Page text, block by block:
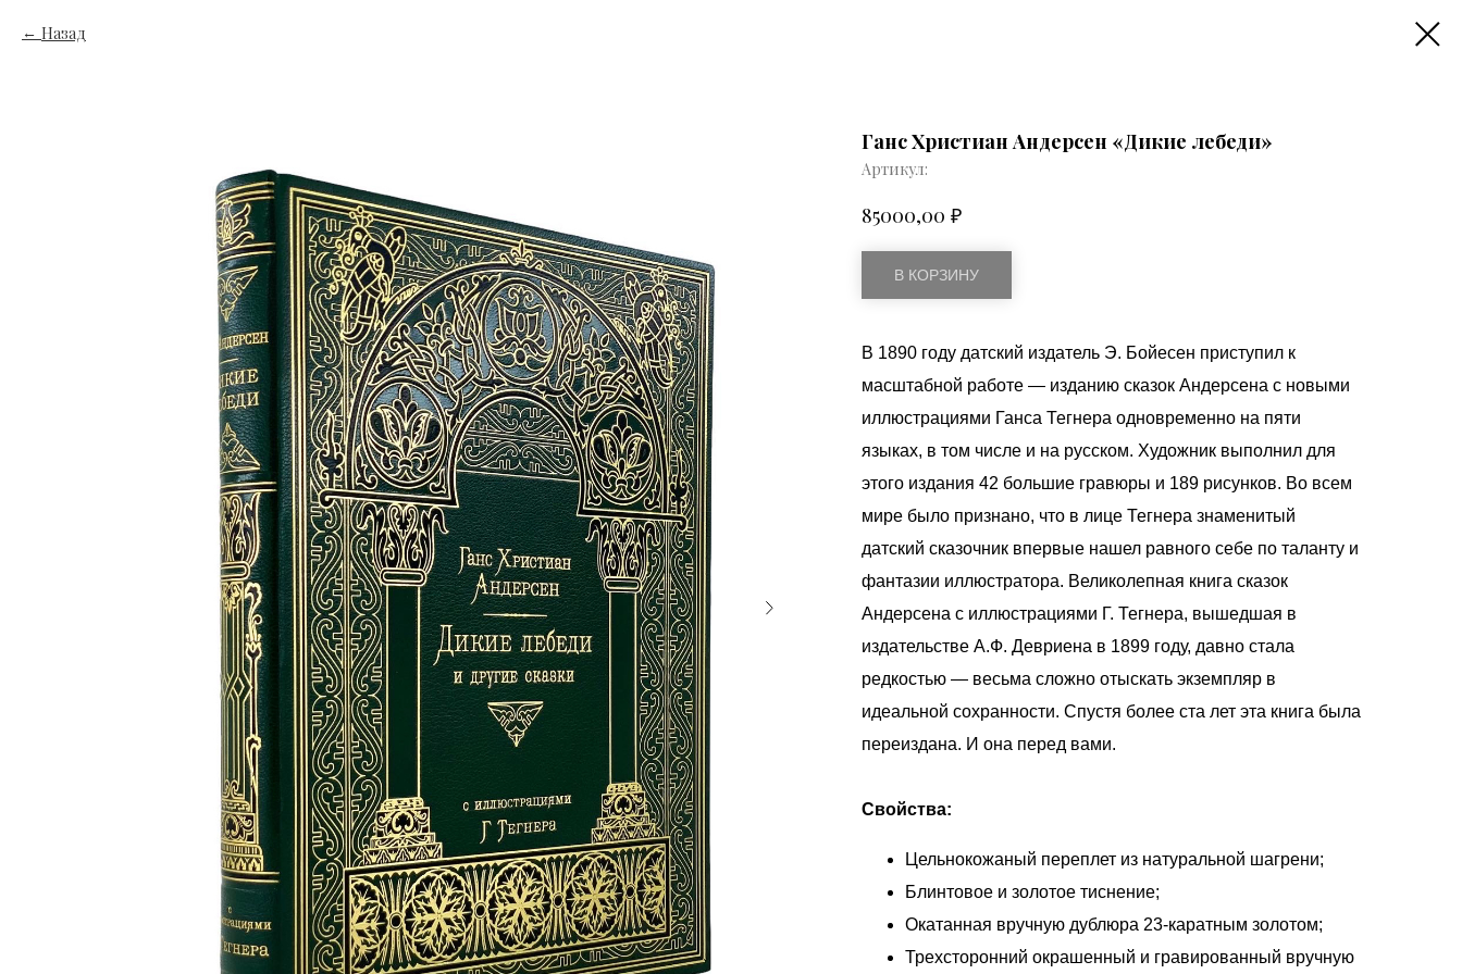
Назад
Ганс Христиан Андерсен «Дикие лебеди»
Артикул:
85000,00 ₽
В КОРЗИНУ
В 1890 году датский издатель Э. Бойесен приступил к
масштабной работе — изданию сказок Андерсена с новыми
иллюстрациями Ганса Тегнера одновременно на пяти
языках, в том числе и на русском. Художник выполнил для
этого издания 42 большие гравюры и 189 рисунков. Во всем
мире было признано, что в лице Тегнера знаменитый
датский сказочник впервые нашел равного себе по таланту и
фантазии иллюстратора. Великолепная книга сказок
Андерсена с иллюстрациями Г. Тегнера, вышедшая в
издательстве А.Ф. Девриена в 1899 году, давно стала
редкостью — весьма сложно отыскать экземпляр в
идеальной сохранности. Спустя более ста лет эта книга была
переиздана. И она перед вами.
Свойства:
Цельнокожаный переплет из натуральной шагрени;
Блинтовое и золотое тиснение;
Окатанная вручную дублюра 23-каратным золотом;
Трехсторонний окрашенный и гравированный вручную